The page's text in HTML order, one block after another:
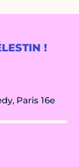
!
Paris 16e